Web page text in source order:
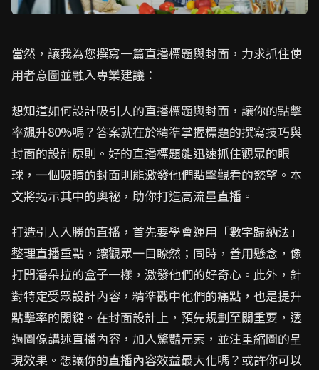
當然，讓我為您撰寫一篇直播標題與封面，力求抓住使
用者意圖並融入專業建議：
想知道如何設計吸引人的直播標題與封面，讓你的點擊
率飆升80%嗎？答案就在於精準掌握標題的撰寫技巧與
封面的設計原則。好的直播標題能迅速抓住觀眾的眼
球，一個吸睛的封面則能激發他們點擊觀看的慾望。本
文將揭示其中的奧祕，助你打造高流量直播。
打造引人入勝的直播，首先要學會運用「數字歸納法」
整理直播重點，讓觀眾一目瞭然；同時，善用懸念，像
打開潘朵拉的盒子一樣，激發他們的好奇心。此外，針
對特定受眾設計內容，精準戳中他們的痛點，也是提升
點擊率的關鍵。在封面設計上，預先規劃至關重要，透
過圖像講述直播內容，加入驚豔元素，並注重縮圖的呈
現效果。想讓你的直播內容效益最大化嗎？或許你可以